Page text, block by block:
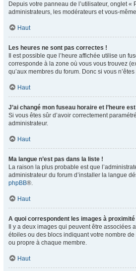
Depuis votre panneau de l’utilisateur, onglet «
administrateurs, les modérateurs et vous-
Haut
Les heures ne sont pas correctes !
Il est possible que l’heure affichée utilise un
corresponde à la zone où vous vous trouvez
qu’aux membres du forum. Donc si vous
Haut
J’ai changé mon fuseau horaire et l’heure
Si vous êtes sûr d’avoir correctement
administrateur.
Haut
Ma langue n’est pas dans la liste !
La raison la plus probable est que
administrateur du forum d’installer la langue
phpBB®.
Haut
A quoi correspondent les images à proximité
Il y a deux images qui peuvent être associées
étoiles ou des blocs indiquant votre nombre
ou propre à chaque membre.
Haut